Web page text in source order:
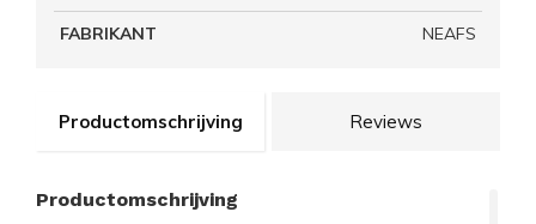
Productomschrijving Reviews
Productomschrijving
FABRIKANT NEAFS